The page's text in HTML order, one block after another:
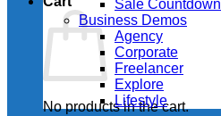
No products in the cart.
Sale Countdown
Business Demos
Agency
Corporate
Freelancer
Explore
Lifestyle